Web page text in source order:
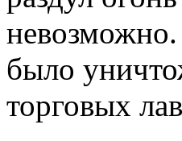
было
торговых